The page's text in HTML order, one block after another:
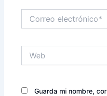
electrónico*
Guarda mi nombre,